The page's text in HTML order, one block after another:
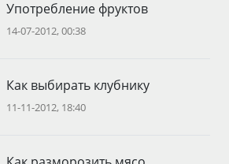
Употребление фруктов
14-07-2012, 00:38
Как выбирать клубнику
11-11-2012, 18:40